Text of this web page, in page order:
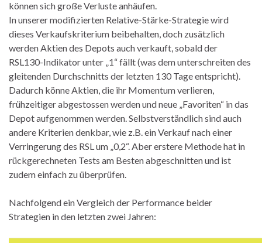
können sich große Verluste anhäufen.
In unserer modifizierten Relative-Stärke-Strategie wird
dieses Verkaufskriterium beibehalten, doch zusätzlich
werden Aktien des Depots auch verkauft, sobald der
RSL130-Indikator unter „1“ fällt (was dem unterschreiten des
gleitenden Durchschnitts der letzten 130 Tage entspricht).
Dadurch könne Aktien, die ihr Momentum verlieren,
frühzeitiger abgestossen werden und neue „Favoriten“ in das
Depot aufgenommen werden. Selbstverständlich sind auch
andere Kriterien denkbar, wie z.B. ein Verkauf nach einer
Verringerung des RSL um „0,2“. Aber erstere Methode hat in
rückgerechneten Tests am Besten abgeschnitten und ist
zudem einfach zu überprüfen.
Nachfolgend ein Vergleich der Performance beider
Strategien in den letzten zwei Jahren: